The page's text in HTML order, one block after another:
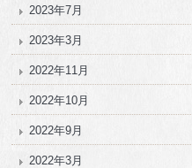
2023年7月
2023年3月
2022年11月
2022年10月
2022年9月
2022年3月